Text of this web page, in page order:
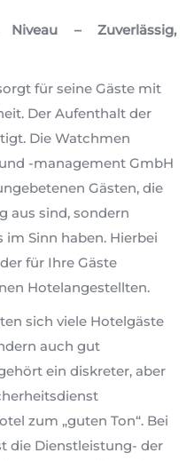
– Zuverlässig,
für seine Gäste mit
Der Aufenthalt der
Die Watchmen
-management GmbH
Gästen, die
aus sind, sondern
Sinn haben. Hierbei
für Ihre Gäste
Hotelangestellten.
sich viele Hotelgäste
auch gut
ein diskreter, aber
zum „guten Ton“. Bei
die Dienstleistung- der